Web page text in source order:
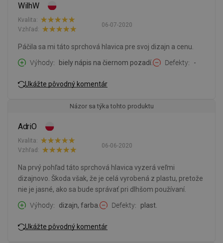
WilhW
06-07-2020
Kvalita:
Vzhľad:
Páčila sa mi táto sprchová hlavica pre svoj dizajn a cenu.
Výhody
biely nápis na čiernom pozadí. Defekty -
Ukážte pôvodný komentár
Názor sa týka tohto produktu
AdriO
06-06-2020
Kvalita:
Vzhľad:
Na prvý pohľad táto sprchová hlavica vyzerá veľmi
dizajnovo. Škoda však, že je celá vyrobená z plastu, pretože
nie je jasné, ako sa bude správať pri dlhšom používaní.
Výhody
dizajn, farba. Defekty plast.
Ukážte pôvodný komentár